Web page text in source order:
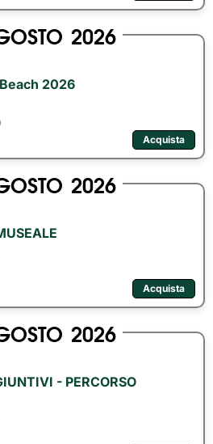
2026
2026
Acquista
2026
Acquista
2026
- PERCORSO